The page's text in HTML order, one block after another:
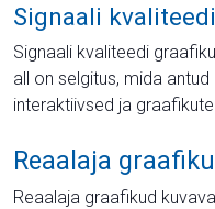
Signaali
Signaali kvaliteedi
all on selgitus, mida
interaktiivsed ja
Reaalaja
Reaalaja graafikud